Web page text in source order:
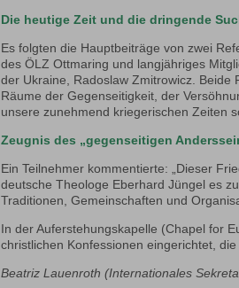
Die heutige Zeit und die dringende
Es folgten die Hauptbeiträge von zwei
des ÖLZ Ottmaring und langjähriges
der Ukraine, Radoslaw Zmitrowicz.
Räume der Gegenseitigkeit, der
unsere zunehmend kriegerischen Zeiten
Zeugnis des „gegenseitigen
Ein Teilnehmer kommentierte: „Dieser
deutsche Theologe Eberhard Jüngel es
Traditionen, Gemeinschaften und
In der Auferstehungskapelle (Chapel for
christlichen Konfessionen eingerichtet,
Beatriz Lauenroth (Internationales